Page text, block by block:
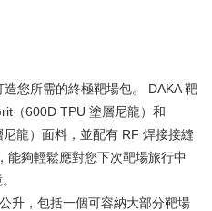
台北富邦商業銀行
兆豐國際商業銀行
台中商業銀行
遠東国際商業銀行
星展(台湾)商業銀行
您所需的終極靶場包。 DAKA 靶
（600D TPU 塗層尼龍）和
龍）面料，並配有 RF 焊接接縫
能夠輕鬆應對您下次靶場旅行中
升，包括一個可容納大部分靶場